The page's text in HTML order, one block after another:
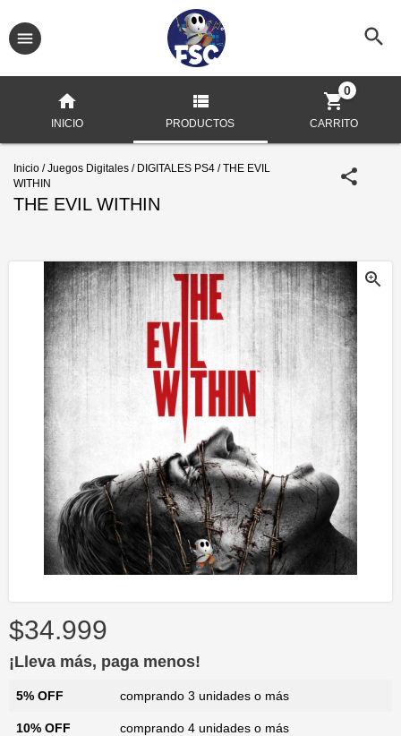
INICIO PRODUCTOS CARRITO
0
Inicio / Juegos Digitales / DIGITALES PS4 / THE EVIL
WITHIN
THE EVIL WITHIN
$34.999
¡Lleva más, paga menos!
5% OFF comprando 3 unidades o más
10% OFF comprando 4 unidades o más